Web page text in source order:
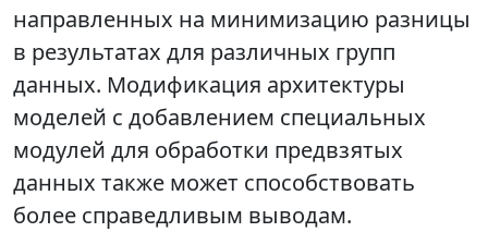
направленных на минимизацию разницы
в результатах для различных групп
данных. Модификация архитектуры
моделей с добавлением специальных
модулей для обработки предвзятых
данных также может способствовать
более справедливым выводам.